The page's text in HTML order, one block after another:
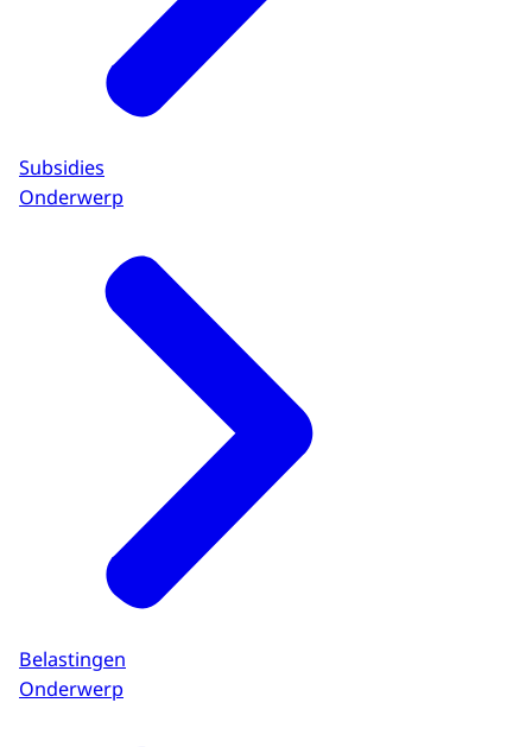
Subsidies
Onderwerp
Belastingen
Onderwerp